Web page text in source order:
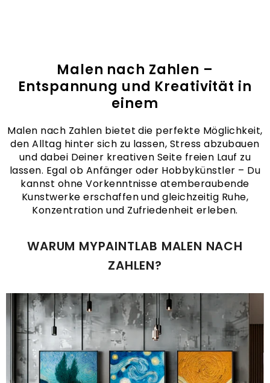
Malen nach Zahlen –
Entspannung und Kreativität in
einem
Malen nach Zahlen bietet die perfekte Möglichkeit,
den Alltag hinter sich zu lassen, Stress abzubauen
und dabei Deiner kreativen Seite freien Lauf zu
lassen. Egal ob Anfänger oder Hobbykünstler – Du
kannst ohne Vorkenntnisse atemberaubende
Kunstwerke erschaffen und gleichzeitig Ruhe,
Konzentration und Zufriedenheit erleben.
WARUM MYPAINTLAB MALEN NACH
ZAHLEN?